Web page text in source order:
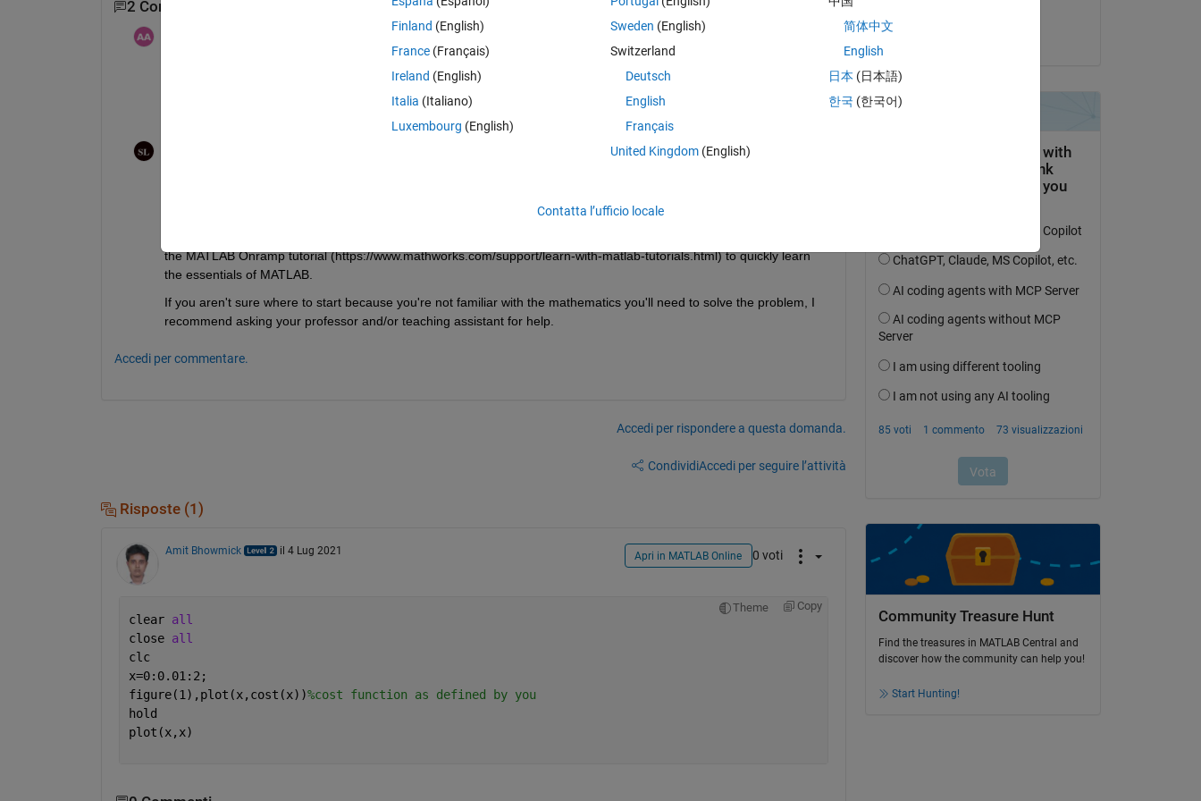
2 Commenti
question about where you're having difficulty and we may be able to provide some
the MATLAB Onramp tutorial (https://www.mathworks.com/support/learn-with-matlab-tutorials.html) to quickly learn
the essentials of MATLAB.
If you aren't sure where to start because you're not familiar with the mathematics you'll need to solve the problem, I
recommend asking your professor and/or teaching assistant for help.
Accedi per commentare.
Accedi per rispondere a questa domanda.
CondividiAccedi per seguire l’attività
Risposte (1)
Amit Bhowmick il 4 Lug 2021 Apri in MATLAB Online 0 voti
Theme Copy
clear all
close all
clc
x=0:0.01:2;
figure(1),plot(x,cost(x))%cost function as defined by you
hold
plot(x,x)
Community Treasure Hunt
Find the treasures in MATLAB Central and
discover how the community can help you!
Start Hunting!
Finland (English)
France (Français)
Ireland (English)
Italia (Italiano)
Luxembourg (English)
Sweden (English)
Switzerland
Deutsch
English
Français
United Kingdom(English)
简体中文
English
日本 (日本語)
한국 (한국어)
Contatta l’ufficio locale